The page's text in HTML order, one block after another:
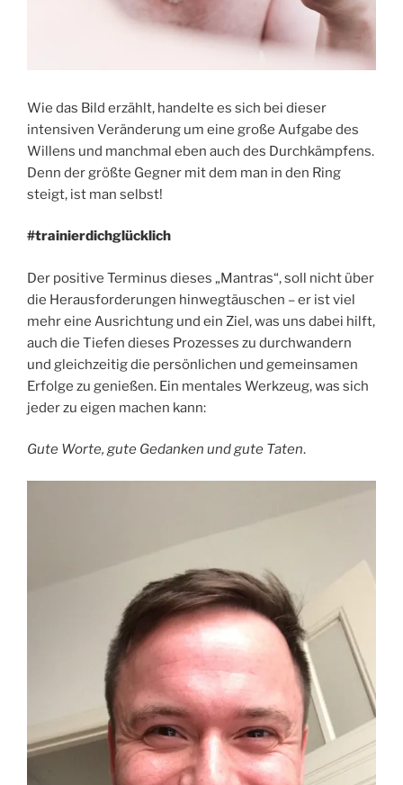
Wie das Bild erzählt, handelte es sich bei dieser
intensiven Veränderung um eine große Aufgabe des
Willens und manchmal eben auch des Durchkämpfens.
Denn der größte Gegner mit dem man in den Ring
steigt, ist man selbst!
#trainierdichglücklich
Der positive Terminus dieses „Mantras“, soll nicht über
die Herausforderungen hinwegtäuschen – er ist viel
mehr eine Ausrichtung und ein Ziel, was uns dabei hilft,
auch die Tiefen dieses Prozesses zu durchwandern
und gleichzeitig die persönlichen und gemeinsamen
Erfolge zu genießen. Ein mentales Werkzeug, was sich
jeder zu eigen machen kann:
Gute Worte, gute Gedanken und gute Taten.